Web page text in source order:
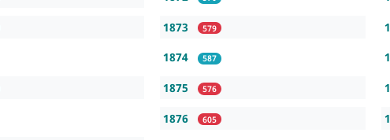
1873 579
1874 587
1875 576
1876 605